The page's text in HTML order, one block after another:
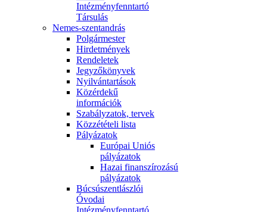
Intézményfenntartó
Társulás
Nemes-szentandrás
Polgármester
Hirdetmények
Rendeletek
Jegyzőkönyvek
Nyilvántartások
Közérdekű
információk
Szabályzatok, tervek
Közzétételi lista
Pályázatok
Európai Uniós
pályázatok
Hazai finanszírozású
pályázatok
Búcsúszentlászlói
Óvodai
Intézményfenntartó